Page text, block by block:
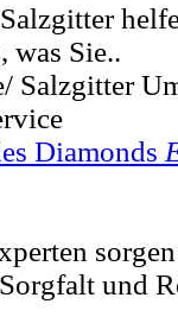
was Sie..
Salzgitter
Diamonds
und